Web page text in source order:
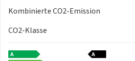
Kombinierte CO2-Emission
CO2-Klasse